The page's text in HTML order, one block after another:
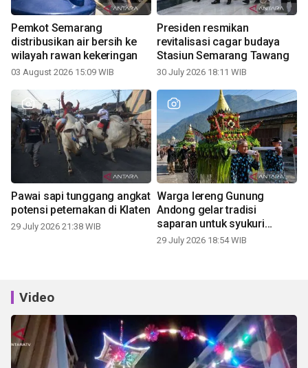
Pemkot Semarang
distribusikan air bersih ke
wilayah rawan kekeringan
03 August 2026 15:09 WIB
Presiden resmikan
revitalisasi cagar budaya
Stasiun Semarang Tawang
30 July 2026 18:11 WIB
Pawai sapi tunggang angkat
potensi peternakan di Klaten
29 July 2026 21:38 WIB
Warga lereng Gunung
Andong gelar tradisi
saparan untuk syukuri
panen
29 July 2026 18:54 WIB
Video